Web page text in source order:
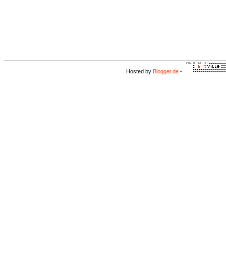
Hosted by Blogger.de -